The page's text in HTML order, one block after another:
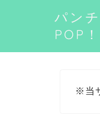
パン
POP！
※当